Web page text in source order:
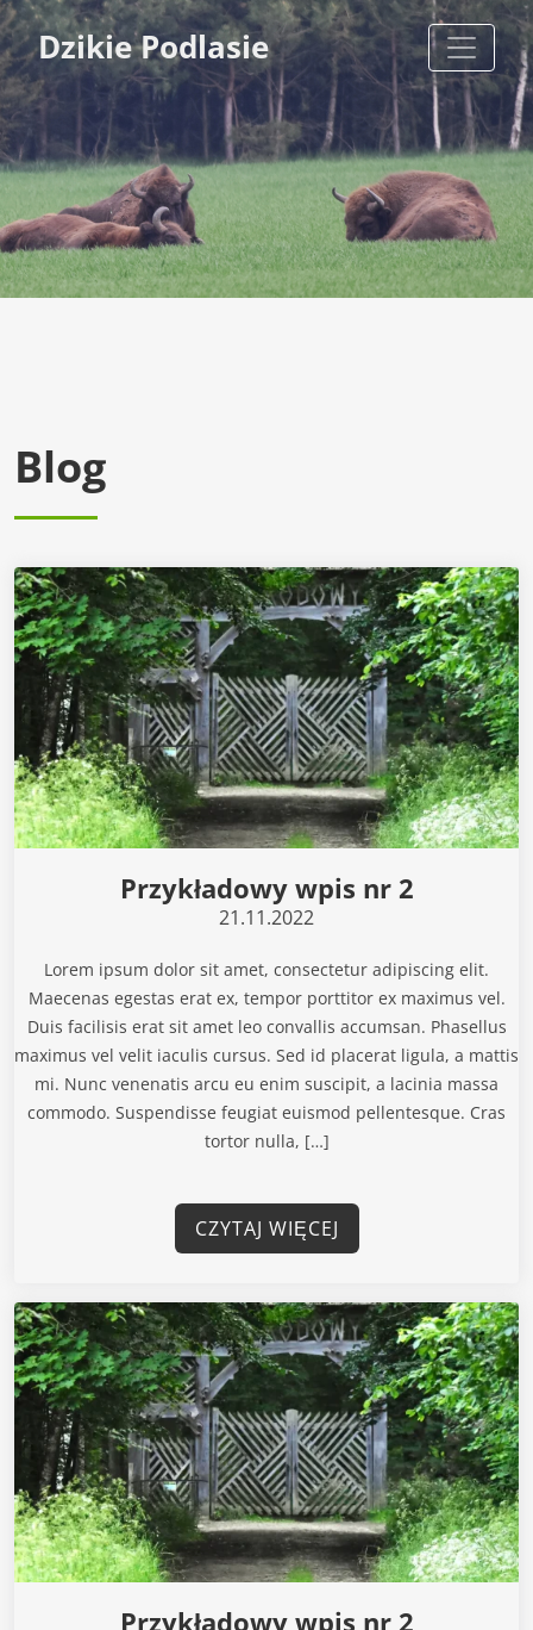
Dzikie Podlasie
Blog
Przykładowy wpis nr 2
21.11.2022
Lorem ipsum dolor sit amet, consectetur adipiscing elit.
Maecenas egestas erat ex, tempor porttitor ex maximus vel.
Duis facilisis erat sit amet leo convallis accumsan. Phasellus
maximus vel velit iaculis cursus. Sed id placerat ligula, a mattis
mi. Nunc venenatis arcu eu enim suscipit, a lacinia massa
commodo. Suspendisse feugiat euismod pellentesque. Cras
tortor nulla, […]
CZYTAJ WIĘCEJ
Przykładowy wpis nr 2